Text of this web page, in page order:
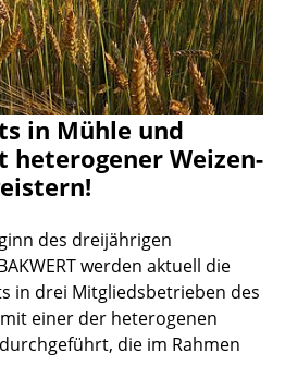
in Mühle und
heterogener Weizen-
des dreijährigen
werden aktuell die
in drei Mitgliedsbetrieben des
einer der heterogenen
die im Rahmen